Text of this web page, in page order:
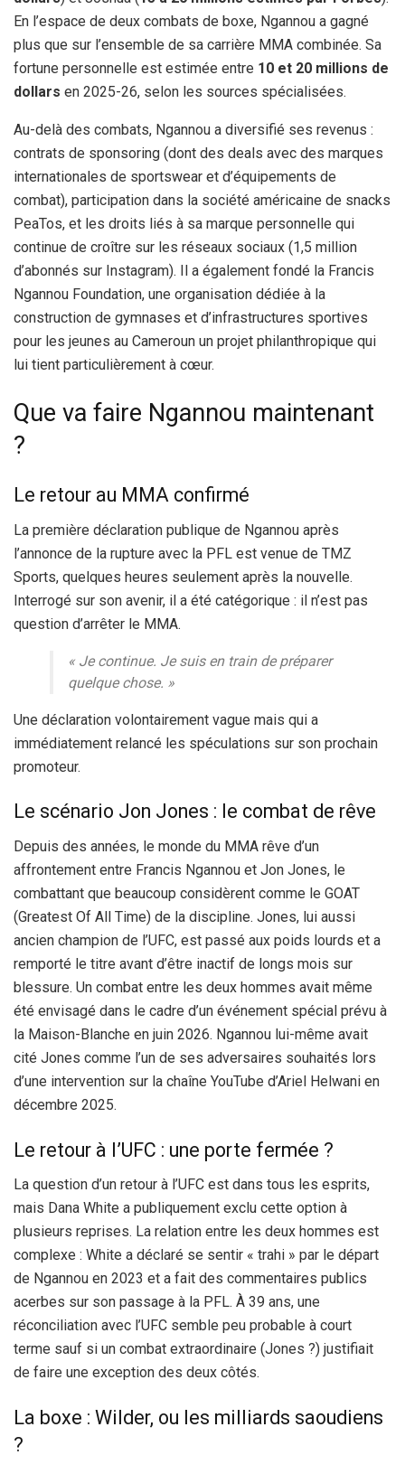
En l’espace de deux combats de boxe, Ngannou a gagné
plus que sur l’ensemble de sa carrière MMA combinée. Sa
fortune personnelle est estimée entre 10 et 20 millions de
dollars en 2025-26, selon les sources spécialisées.
Au-delà des combats, Ngannou a diversifié ses revenus :
contrats de sponsoring (dont des deals avec des marques
internationales de sportswear et d’équipements de
combat), participation dans la société américaine de snacks
PeaTos, et les droits liés à sa marque personnelle qui
continue de croître sur les réseaux sociaux (1,5 million
d’abonnés sur Instagram). Il a également fondé la Francis
Ngannou Foundation, une organisation dédiée à la
construction de gymnases et d’infrastructures sportives
pour les jeunes au Cameroun un projet philanthropique qui
lui tient particulièrement à cœur.
Que va faire Ngannou maintenant
?
Le retour au MMA confirmé
La première déclaration publique de Ngannou après
l’annonce de la rupture avec la PFL est venue de TMZ
Sports, quelques heures seulement après la nouvelle.
Interrogé sur son avenir, il a été catégorique : il n’est pas
question d’arrêter le MMA.
« Je continue. Je suis en train de préparer
quelque chose. »
Une déclaration volontairement vague mais qui a
immédiatement relancé les spéculations sur son prochain
promoteur.
Le scénario Jon Jones : le combat de rêve
Depuis des années, le monde du MMA rêve d’un
affrontement entre Francis Ngannou et Jon Jones, le
combattant que beaucoup considèrent comme le GOAT
(Greatest Of All Time) de la discipline. Jones, lui aussi
ancien champion de l’UFC, est passé aux poids lourds et a
remporté le titre avant d’être inactif de longs mois sur
blessure. Un combat entre les deux hommes avait même
été envisagé dans le cadre d’un événement spécial prévu à
la Maison-Blanche en juin 2026. Ngannou lui-même avait
cité Jones comme l’un de ses adversaires souhaités lors
d’une intervention sur la chaîne YouTube d’Ariel Helwani en
décembre 2025.
Le retour à l’UFC : une porte fermée ?
La question d’un retour à l’UFC est dans tous les esprits,
mais Dana White a publiquement exclu cette option à
plusieurs reprises. La relation entre les deux hommes est
complexe : White a déclaré se sentir « trahi » par le départ
de Ngannou en 2023 et a fait des commentaires publics
acerbes sur son passage à la PFL. À 39 ans, une
réconciliation avec l’UFC semble peu probable à court
terme sauf si un combat extraordinaire (Jones ?) justifiait
de faire une exception des deux côtés.
La boxe : Wilder, ou les milliards saoudiens
?